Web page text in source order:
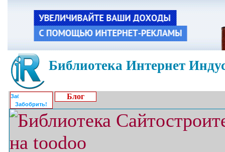
Библиотека Интернет
Забобрить!
Блог